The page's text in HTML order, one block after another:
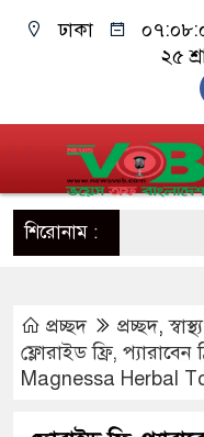
ঢাকা
২৫
শিরোনাম :
প্রচ্ছদ প্রচ্ছদ,
ফ্লোরাইড ফ্রি, প্যারাবেন
Magnessa Herbal